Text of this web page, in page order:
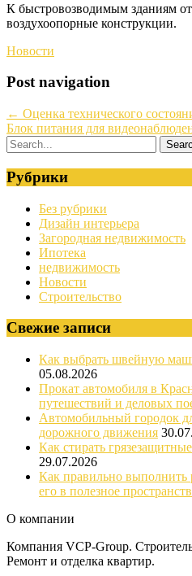
К быстровозводимым зданиям
воздухоопорные конструкции.
Новости
Post navigation
← Оценка технического
Блок питания для
Рубрики
Без рубрики
Дизайн интерьера
Загородная недвижимость
Ипотека
недвижимость
Новости
Строительство
Свежие записи
Как выбрать швейную
05.08.2026
Прокат автомобиля в
путешествий и деловых
Автомобильный городок
дорожного движения
Как стирать
29.07.2026
Как правильно выполнить
его в полезное
О компании
Компания VCP-Group.
Ремонт и отделка квартир.